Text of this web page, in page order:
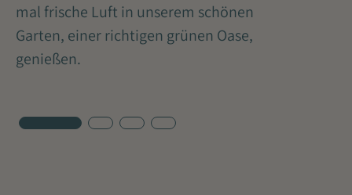
mal frische Luft in unserem schönen
Garten, einer richtigen grünen Oase,
genießen.